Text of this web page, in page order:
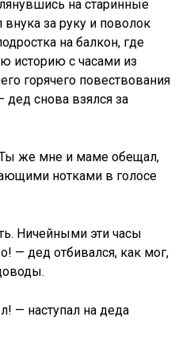
на старинные
за руку и поволок
на балкон, где
историю с часами из
горячего повествования
снова взялся за
же мне и маме обещал,
нотками в голосе
Ничейными эти часы
— дед отбивался, как мог,
— наступал на деда